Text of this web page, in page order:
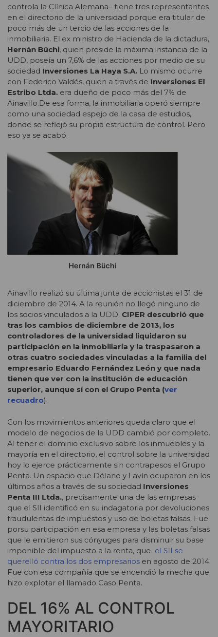
controla la Clínica Alemana– tiene tres representantes
en el directorio de la universidad porque era titular de
poco más de un tercio de las acciones de la
inmobiliaria. El ex ministro de Hacienda de la dictadura,
Hernán Büchi, quien preside la máxima instancia de la
UDD, poseía un 7,6% de las acciones por medio de su
sociedad Inversiones La Haya S.A. Lo mismo ocurre
con Federico Valdés, quien a través de Inversiones El
Estribo Ltda. era dueño de poco más del 7% de
Ainavillo.De esa forma, la inmobiliaria operó siempre
como una sociedad espejo de la casa de estudios,
donde se reflejó su propia estructura de control. Pero
eso ya se acabó.
Hernán Büchi
Ainavillo realizó su última junta de accionistas el 31 de
diciembre de 2014. A la reunión no llegó ninguno de
los socios vinculados a la UDD. CIPER descubrió que
tras los cambios de diciembre de 2013, los
controladores de la universidad liquidaron su
participación en la inmobiliaria y la traspasaron a
otras cuatro sociedades vinculadas a la familia del
empresario Eduardo Fernández León y que nada
tienen que ver con la institución de educación
superior, aunque sí con el Grupo Penta (ver
recuadro).
Con los movimientos anteriores queda claro que el
modelo de negocios de la UDD cambió por completo.
Al tener el dominio exclusivo sobre los inmuebles y la
mayoría en el directorio, el control sobre la universidad
hoy lo ejerce prácticamente sin contrapesos el Grupo
Penta. Un espacio que Délano y Lavín ocuparon en los
últimos años a través de su sociedad Inversiones
Penta III Ltda., precisamente una de las empresas
que el SII identificó en su indagatoria por devoluciones
fraudulentas de impuestos y uso de boletas falsas. Fue
porsu participación en esa empresa y las boletas falsas
que le emitieron sus cónyuges para disminuir su base
imponible del impuesto a la renta, que el SII se
querelló contra los dos empresarios en agosto de 2014.
Fue con esa compañía que se encendió la mecha que
hizo explotar el llamado Caso Penta.
DEL 16% AL CONTROL
MAYORITARIO